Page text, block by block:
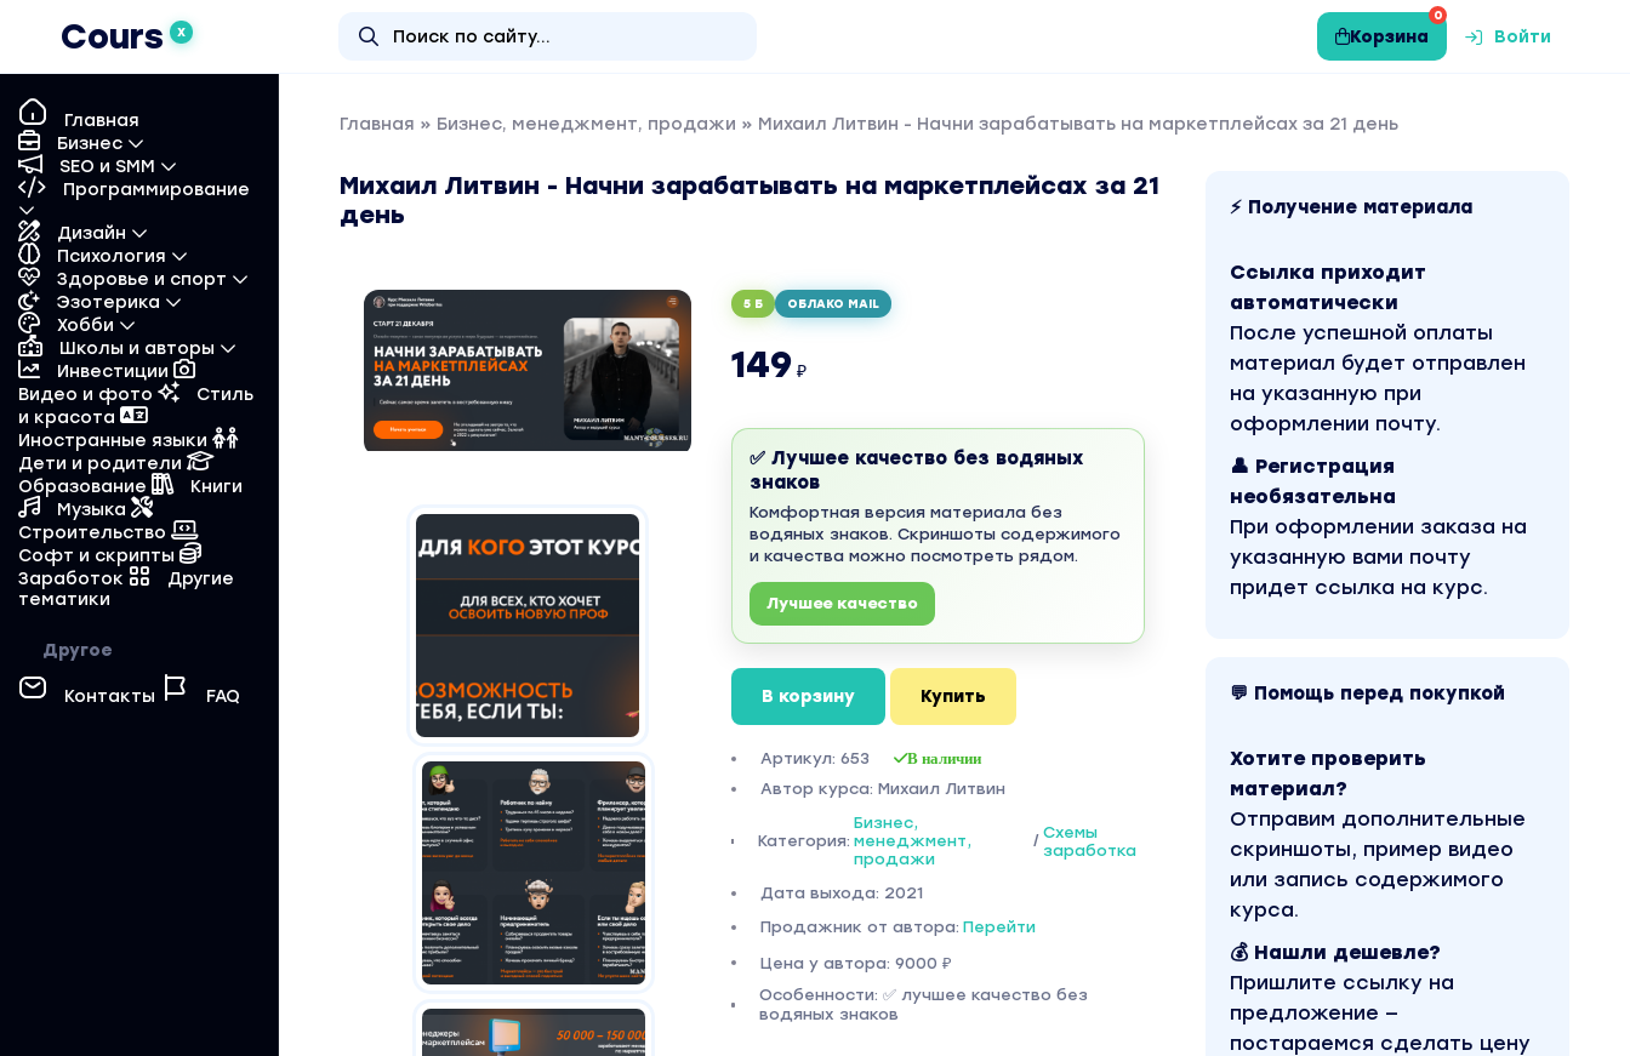
Cours X
0
Корзина Войти
Главная
Бизнес
SEO и SMM
Программирование
Дизайн
Психология
Здоровье и спорт
Эзотерика
Хобби
Школы и авторы
Инвестиции
Видео и фото
Стиль
и красота
Иностранные языки
Дети и родители
Образование
Книги
Музыка
Строительство
Софт и скрипты
Заработок
Другие
тематики
Другое
Контакты FAQ
Главная » Бизнес, менеджмент, продажи » Михаил Литвин - Начни зарабатывать на маркетплейсах за 21 день
Михаил Литвин - Начни зарабатывать на маркетплейсах за 21
день
5 Б ОБЛАКО MAIL
149 ₽
✅ Лучшее качество без водяных
знаков
Комфортная версия материала без
водяных знаков. Скриншоты содержимого
и качества можно посмотреть рядом.
Лучшее качество
В корзину Купить
Артикул: 653 В наличии
Автор курса: Михаил Литвин
Категория:
Бизнес,
менеджмент,
продажи
/ Схемы
заработка
Дата выхода: 2021
Продажник от автора: Перейти
Цена у автора: 9000 ₽
Особенности: ✅ лучшее качество без
водяных знаков
⚡ Получение материала
Ссылка приходит
автоматически
После успешной оплаты
материал будет отправлен
на указанную при
оформлении почту.
👤 Регистрация
необязательна
При оформлении заказа на
указанную вами почту
придет ссылка на курс.
💬 Помощь перед покупкой
Хотите проверить
материал?
Отправим дополнительные
скриншоты, пример видео
или запись содержимого
курса.
💰 Нашли дешевле?
Пришлите ссылку на
предложение —
постараемся сделать цену